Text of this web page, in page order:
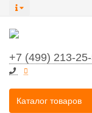
+7 (499) 213-
Все категории
Каталог товаров